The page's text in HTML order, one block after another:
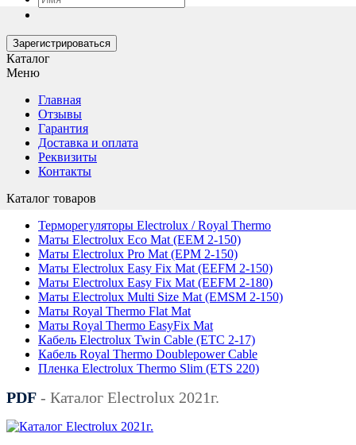
Зарегистрироваться
Каталог
Меню
Главная
Отзывы
Гарантия
Доставка и оплата
Реквизиты
Контакты
Каталог товаров
Терморегуляторы Electrolux / Royal Thermo
Маты Electrolux Eco Mat (EЕM 2-150)
Маты Electrolux Pro Mat (EPM 2-150)
Маты Electrolux Easy Fix Mat (EEFM 2-150)
Маты Electrolux Easy Fix Mat (EEFM 2-180)
Маты Electrolux Multi Size Mat (EMSM 2-150)
Маты Royal Thermo Flat Mat
Маты Royal Thermo EasyFix Mat
Кабель Electrolux Twin Cable (ETC 2-17)
Кабель Royal Thermo Doublepower Cable
Пленка Electrolux Thermo Slim (ETS 220)
PDF - Каталог Electrolux 2021г.